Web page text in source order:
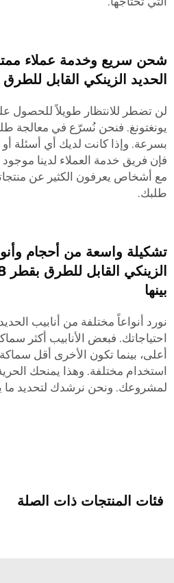
شحن سريع وخدمة عملاء
الحديد الزينكي القابل للطرق بقطر
لن تضطر للانتظار طويلاً للحصول
يونغتونغ. فنحن نُسرّع في معالجة
بسرعة. وإذا كانت لديك أي أسئلة
فإن فريق خدمة العملاء لدينا
مع أشخاص يعرفون الكثير عن
طلبك.
تشكيلة واسعة من أحجام
بينها
احتياجاتك. فبعض الأنابيب أكثر
أعلى، بينما تكون الأخرى أقل
استخدام مختلفة. وهذا يمنحك
لمشروعك. ونحن نرشدك لتحديد
فئات المنتجات ذات الصلة